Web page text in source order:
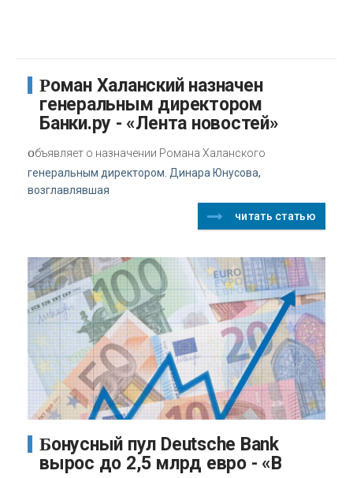
Роман Халанский назначен
генеральным директором
Банки.ру - «Лента новостей»
объявляет о назначении Романа Халанского
генеральным директором. Динара Юнусова,
возглавлявшая
читать статью
Бонусный пул Deutsche Bank
вырос до 2,5 млрд евро - «В